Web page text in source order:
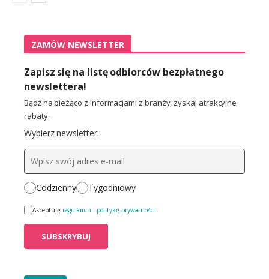
ZAMÓW NEWSLETTER
Zapisz się na listę odbiorców bezpłatnego
newslettera!
Bądź na bieżąco z informacjami z branży, zyskaj atrakcyjne
rabaty.
Wybierz newsletter:
Codzienny Tygodniowy
Akceptuję regulamin i politykę prywatności